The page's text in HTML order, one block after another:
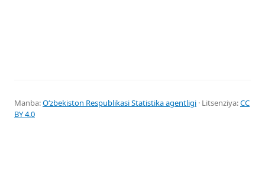
Manba:Oʻzbekiston Respublikasi Statistika agentligi · Litsenziya:CC
BY 4.0